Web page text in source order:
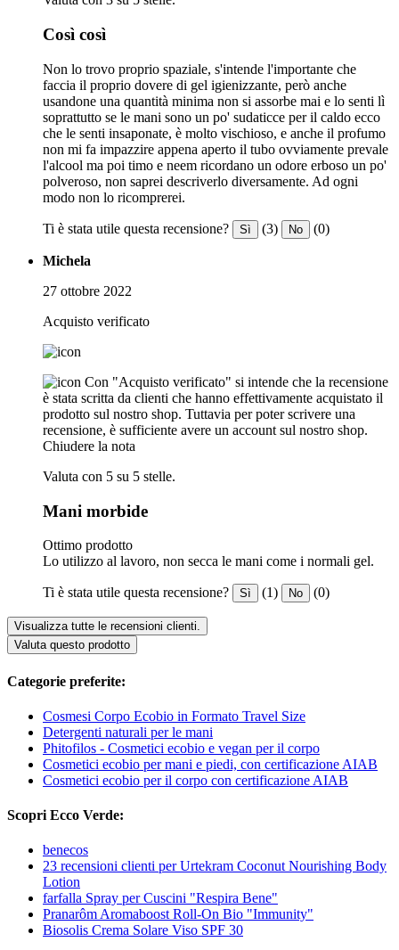
Così così
Non lo trovo proprio spaziale, s'intende l'importante che
faccia il proprio dovere di gel igienizzante, però anche
usandone una quantità minima non si assorbe mai e lo senti lì
soprattutto se le mani sono un po' sudaticce per il caldo ecco
che le senti insaponate, è molto vischioso, e anche il profumo
non mi fa impazzire appena aperto il tubo ovviamente prevale
l'alcool ma poi timo e neem ricordano un odore erboso un po'
polveroso, non saprei descriverlo diversamente. Ad ogni
modo non lo ricomprerei.
Ti è stata utile questa recensione? Sì (3) No (0)
Michela
27 ottobre 2022
Acquisto verificato
Con "Acquisto verificato" si intende che la recensione
è stata scritta da clienti che hanno effettivamente acquistato il
prodotto sul nostro shop. Tuttavia per poter scrivere una
recensione, è sufficiente avere un account sul nostro shop.
Chiudere la nota
Valuta con 5 su 5 stelle.
Mani morbide
Ottimo prodotto
Lo utilizzo al lavoro, non secca le mani come i normali gel.
Ti è stata utile questa recensione? Sì (1) No (0)
Visualizza tutte le recensioni clienti.
Valuta questo prodotto
Categorie preferite:
Cosmesi Corpo Ecobio in Formato Travel Size
Detergenti naturali per le mani
Phitofilos - Cosmetici ecobio e vegan per il corpo
Cosmetici ecobio per mani e piedi, con certificazione AIAB
Cosmetici ecobio per il corpo con certificazione AIAB
Scopri Ecco Verde:
benecos
23 recensioni clienti per Urtekram Coconut Nourishing Body
Lotion
farfalla Spray per Cuscini "Respira Bene"
Pranarôm Aromaboost Roll-On Bio "Immunity"
Biosolis Crema Solare Viso SPF 30